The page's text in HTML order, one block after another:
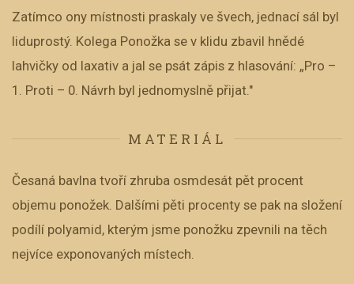
Zatímco ony místnosti praskaly ve švech, jednací sál byl
liduprostý. Kolega Ponožka se v klidu zbavil hnědé
lahvičky od laxativ a jal se psát zápis z hlasování: „Pro –
1. Proti – 0. Návrh byl jednomyslně přijat."
MATERIÁL
Česaná bavlna tvoří zhruba osmdesát pět procent
objemu ponožek. Dalšími pěti procenty se pak na složení
podílí polyamid, kterým jsme ponožku zpevnili na těch
nejvíce exponovaných místech.